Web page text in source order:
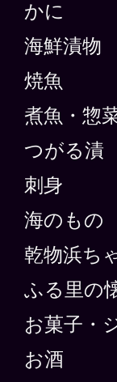
かに
海鮮漬物
焼魚
煮魚・惣
つがる漬
刺身
海のもの
乾物浜ち
ふる里の
お菓子・
お酒